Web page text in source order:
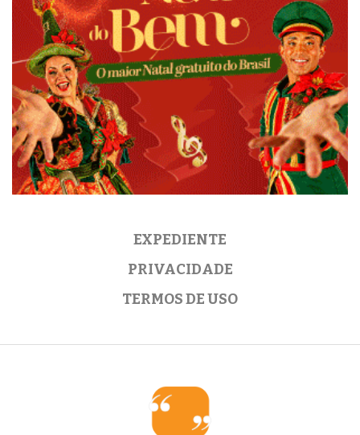
EXPEDIENTE
PRIVACIDADE
TERMOS DE USO